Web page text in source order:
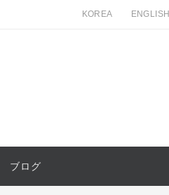
KOREA ENGLISH
ブログ